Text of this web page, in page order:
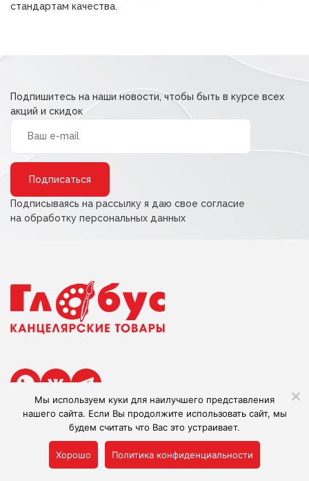
стандартам качества.
В наличии: 0
Подпишитесь на наши новости, чтобы быть в курсе всех
акций и скидок
Подписываясь на рассылку я даю свое согласие
на обработку персональных данных
Сделано в Adlibis
Мы используем куки для наилучшего представления
нашего сайта. Если Вы продолжите использовать сайт, мы
будем считать что Вас это устраивает.
Хорошо Политика конфиденциальности